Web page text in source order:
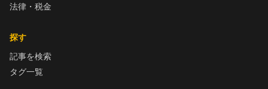
法律・税金
探す
記事を検索
タグ一覧